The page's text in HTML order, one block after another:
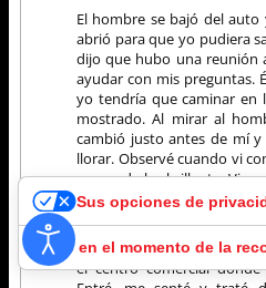
El hombre se bajó del
abrió para que yo pudiera
dijo que hubo una reunión
ayudar con mis preguntas.
yo tendría que caminar en
mostrado. Al mirar al
cambió justo antes de mí
llorar. Observé cuando vi
un ser de luz brillante. Vi
manera salieron de detrás
Después de unos minutos
que no había auto allí.
el centro comercial
Sus opciones de
Aviso en el momento de la